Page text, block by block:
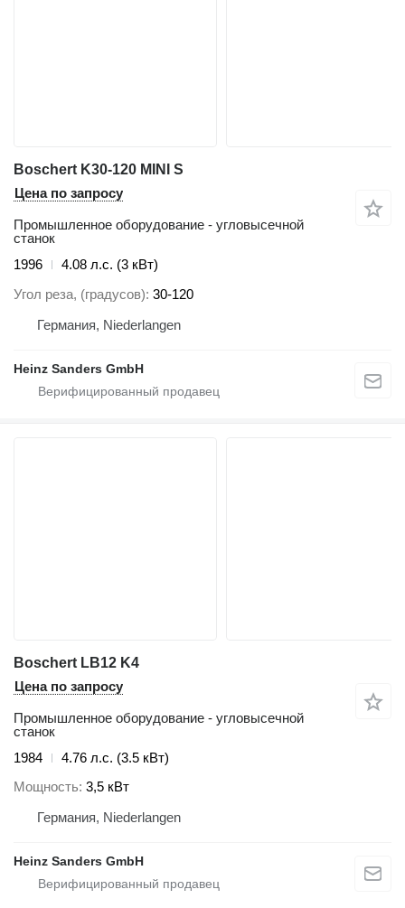
Boschert K30-120 MINI S
Цена по запросу
Промышленное оборудование - угловысечной
станок
1996
4.08 л.с. (3 кВт)
Угол реза, (градусов) 30-120
Германия, Niederlangen
Heinz Sanders GmbH
Boschert LB12 K4
Цена по запросу
Промышленное оборудование - угловысечной
станок
1984
4.76 л.с. (3.5 кВт)
Мощность 3,5 кВт
Германия, Niederlangen
Heinz Sanders GmbH